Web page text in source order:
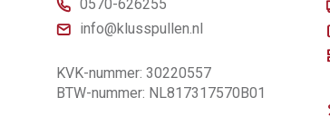
0570-626255
info@klusspullen.nl
KVK-nummer: 30220557
BTW-nummer: NL817317570B01